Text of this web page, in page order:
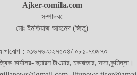
Ajker-comilla.com
সম্পাদক:
মোঃ ইমতিয়াজ আহমেদ (জিতু)
: ০১৬৭৬-৩২৭৫০৪/ ০৮১-৭৩৯৭০
কার্যালয়- হুমায়ন টাওয়ার, চকবাজার, সদর,কুমিল্লা।